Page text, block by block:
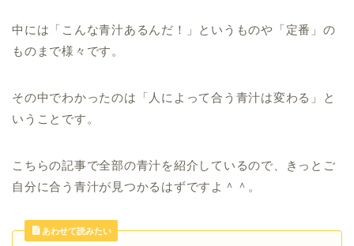
中には「こんな青汁あるんだ！」というものや「定番」の
ものまで様々です。
その中でわかったのは「人によって合う青汁は変わる」と
いうことです。
こちらの記事で全部の青汁を紹介しているので、きっとご
自分に合う青汁が見つかるはずですよ＾＾。
あわせて読みたい